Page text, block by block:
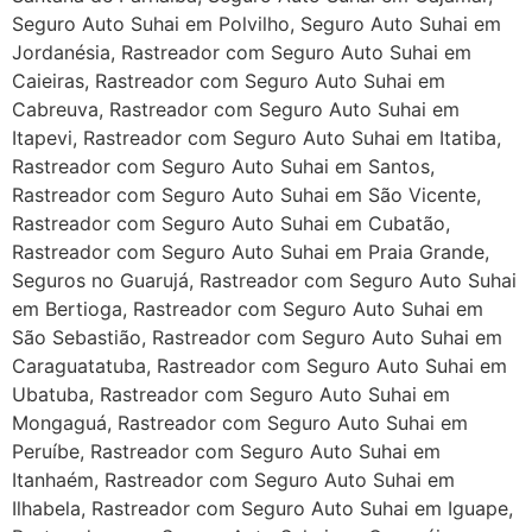
Seguro Auto Suhai em Polvilho, Seguro Auto Suhai em
Jordanésia, Rastreador com Seguro Auto Suhai em
Caieiras, Rastreador com Seguro Auto Suhai em
Cabreuva, Rastreador com Seguro Auto Suhai em
Itapevi, Rastreador com Seguro Auto Suhai em Itatiba,
Rastreador com Seguro Auto Suhai em Santos,
Rastreador com Seguro Auto Suhai em São Vicente,
Rastreador com Seguro Auto Suhai em Cubatão,
Rastreador com Seguro Auto Suhai em Praia Grande,
Seguros no Guarujá, Rastreador com Seguro Auto Suhai
em Bertioga, Rastreador com Seguro Auto Suhai em
São Sebastião, Rastreador com Seguro Auto Suhai em
Caraguatatuba, Rastreador com Seguro Auto Suhai em
Ubatuba, Rastreador com Seguro Auto Suhai em
Mongaguá, Rastreador com Seguro Auto Suhai em
Peruíbe, Rastreador com Seguro Auto Suhai em
Itanhaém, Rastreador com Seguro Auto Suhai em
Ilhabela, Rastreador com Seguro Auto Suhai em Iguape,